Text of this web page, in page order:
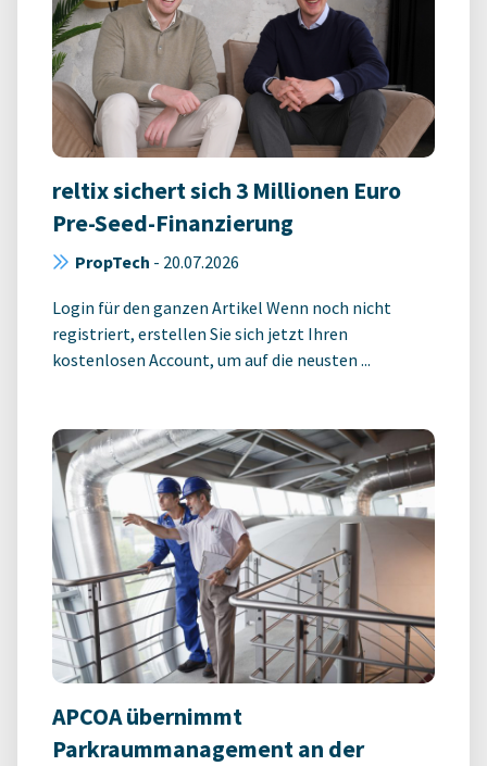
reltix sichert sich 3 Millionen Euro
Pre-Seed-Finanzierung
PropTech - 20.07.2026
Login für den ganzen Artikel Wenn noch nicht
registriert, erstellen Sie sich jetzt Ihren
kostenlosen Account, um auf die neusten ...
APCOA übernimmt
Parkraummanagement an der